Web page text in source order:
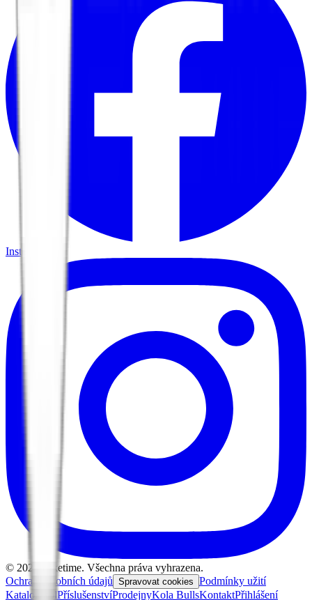
Instagram
© 2026
Biketime. Všechna práva vyhrazena.
Ochrana osobních údajů Spravovat cookies Podmínky užití
Katalog kolPříslušenstvíProdejnyKola BullsKontaktPřihlášení